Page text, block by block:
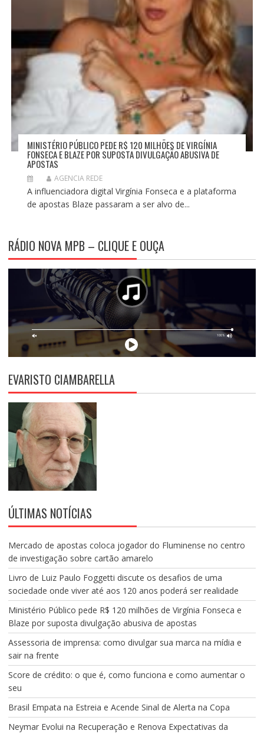
MINISTÉRIO PÚBLICO PEDE R$ 120 MILHÕES DE VIRGÍNIA
FONSECA E BLAZE POR SUPOSTA DIVULGAÇÃO ABUSIVA DE
APOSTAS
AGENCIA REDE
A influenciadora digital Virgínia Fonseca e a plataforma
de apostas Blaze passaram a ser alvo de...
RÁDIO NOVA MPB – CLIQUE E OUÇA
EVARISTO CIAMBARELLA
ÚLTIMAS NOTÍCIAS
Mercado de apostas coloca jogador do Fluminense no centro
de investigação sobre cartão amarelo
Livro de Luiz Paulo Foggetti discute os desafios de uma
sociedade onde viver até aos 120 anos poderá ser realidade
Ministério Público pede R$ 120 milhões de Virgínia Fonseca e
Blaze por suposta divulgação abusiva de apostas
Assessoria de imprensa: como divulgar sua marca na mídia e
sair na frente
Score de crédito: o que é, como funciona e como aumentar o
seu
Brasil Empata na Estreia e Acende Sinal de Alerta na Copa
Neymar Evolui na Recuperação e Renova Expectativas da